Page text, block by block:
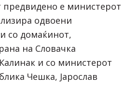
предвидено е министерот
одвоени
со домаќинот,
на Словачка
и со министерот
Чешка, Јарослав